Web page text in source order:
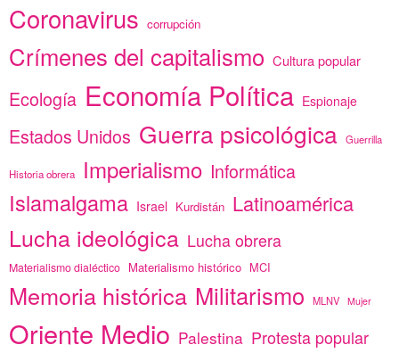
Coronavirus corrupción
Crímenes del capitalismo Cultura popular
Ecología Economía Política Espionaje
Estados Unidos Guerra psicológica Guerrilla
Historia obrera Imperialismo Informática
Islamalgama Israel Kurdistán Latinoamérica
Lucha ideológica Lucha obrera
Materialismo dialéctico Materialismo histórico MCI
Memoria histórica Militarismo MLNV Mujer
Oriente Medio Palestina Protesta popular